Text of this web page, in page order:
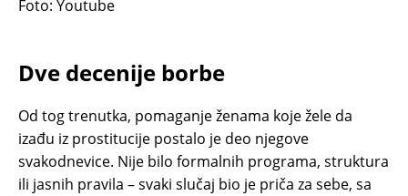
Foto: Youtube
Dve decenije borbe
Od tog trenutka, pomaganje ženama koje žele da
izađu iz prostitucije postalo je deo njegove
svakodnevice. Nije bilo formalnih programa, struktura
ili jasnih pravila – svaki slučaj bio je priča za sebe, sa